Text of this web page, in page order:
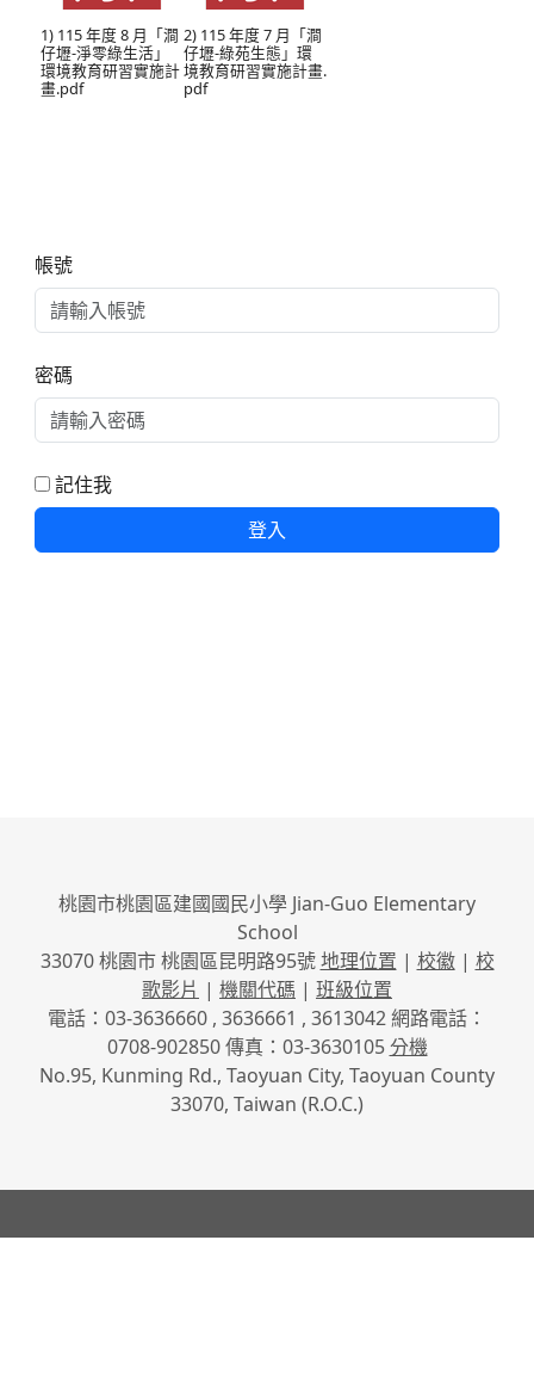
1) 115 年度 8 月「澗
仔壢-淨零綠生活」
環境教育研習實施計
畫.pdf
2) 115 年度 7 月「澗
仔壢-綠苑生態」環
境教育研習實施計畫.
pdf
帳號
密碼
記住我
登入
桃園市桃園區建國國民小學 Jian-Guo Elementary
School
33070 桃園市 桃園區昆明路95號地理位置 | 校徽| 校
歌影片 | 機關代碼 | 班級位置
電話：03-3636660 , 3636661 , 3613042 網路電話：
0708-902850 傳真：03-3630105分機
No.95, Kunming Rd., Taoyuan City, Taoyuan County
33070, Taiwan (R.O.C.)